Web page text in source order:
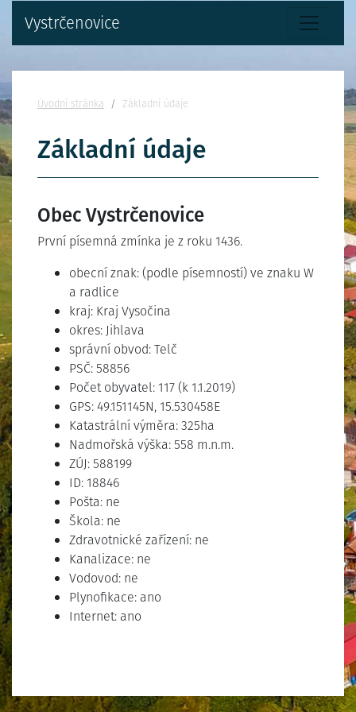
Vystrčenovice
Nacházíte se:
Úvodní stránka Základní údaje
Základní údaje
Obec Vystrčenovice
První písemná zmínka je z roku 1436.
obecní znak: (podle písemností) ve znaku W
a radlice
kraj: Kraj Vysočina
okres: Jihlava
správní obvod: Telč
PSČ: 58856
Počet obyvatel: 117 (k 1.1.2019)
GPS: 49.151145N, 15.530458E
Katastrální výměra: 325ha
Nadmořská výška: 558 m.n.m.
ZÚJ: 588199
ID: 18846
Pošta: ne
Škola: ne
Zdravotnické zařízení: ne
Kanalizace: ne
Vodovod: ne
Plynofikace: ano
Internet: ano